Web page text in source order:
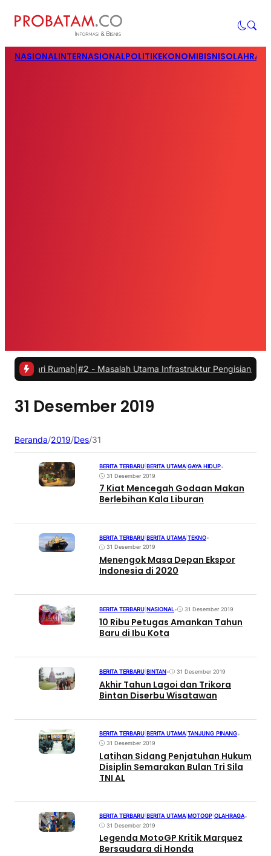
NASIONALINTERNASIONALPOLITIKEKONOMIBISNIS
Rumah| #2 -Masalah Utama Infrastruktur Pengisian Daya
31 Desember 2019
Beranda/2019/Des/31
BERITA TERBARU BERITA UTAMA GAYA HIDUP•
31 Desember 2019
7 Kiat Mencegah Godaan Makan
Berlebihan Kala Liburan
BERITA TERBARU BERITA UTAMA TEKNO•
31 Desember 2019
Menengok Masa Depan Ekspor
Indonesia di 2020
BERITA TERBARU NASIONAL• 31 Desember 2019
10 Ribu Petugas Amankan Tahun
Baru di Ibu Kota
BERITA TERBARU BINTAN• 31 Desember 2019
Akhir Tahun Lagoi dan Trikora
Bintan Diserbu Wisatawan
BERITA TERBARU BERITA UTAMA|TANJUNG PINANG•
31 Desember 2019
Latihan Sidang Penjatuhan Hukum
Disiplin Semarakan Bulan Tri Sila
TNI AL
BERITA TERBARU BERITA UTAMA MOTOGP OLAHRAGA•
31 Desember 2019
Legenda MotoGP Kritik Marquez
Bersaudara di Honda